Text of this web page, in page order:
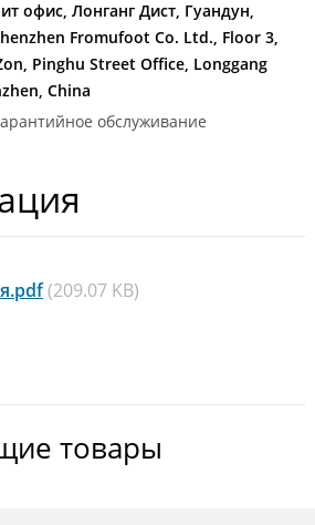
офис, Лонганг Дист, Гуандун,
Fromufoot Co. Ltd., Floor 3,
Pinghu Street Office, Longgang
China
обслуживание
(209.07 KB)
товары